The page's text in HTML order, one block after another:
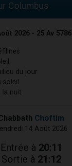
Columbus
2026 - 25 Av 5786
du jour
soleil
la nuit
Choftim
14 Août 2026
Entrée à 20:11
Sortie à 21:12